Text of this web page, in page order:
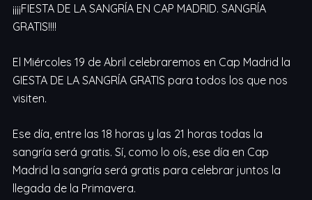
¡¡¡¡FIESTA DE LA SANGRÍA EN CAP MADRID. SANGRÍA
GRATIS!!!!
El Miércoles 19 de Abril celebraremos en Cap Madrid la
GIESTA DE LA SANGRÍA GRATIS para todos los que nos
visiten.
Ese día, entre las 18 horas y las 21 horas todas la
sangría será gratis. Sí, como lo oís, ese día en Cap
Madrid la sangría será gratis para celebrar juntos la
llegada de la Primavera.